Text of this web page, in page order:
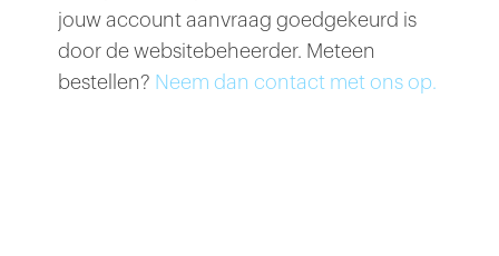
jouw account aanvraag goedgekeurd is
door de websitebeheerder. Meteen
bestellen? Neem dan contact met ons op.